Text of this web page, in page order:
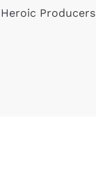
Heroic Producers